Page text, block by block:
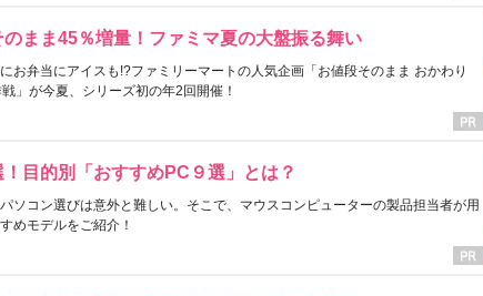
のまま45％増量！ファミマ夏の大盤振る舞い
お弁当にアイスも!?ファミリーマートの人気企画「お値段そのまま おかわり
」が今夏、シリーズ初の年2回開催！
！目的別「おすすめPC９選」とは？
ソコン選びは意外と難しい。そこで、マウスコンピューターの製品担当者が用
めモデルをご紹介！